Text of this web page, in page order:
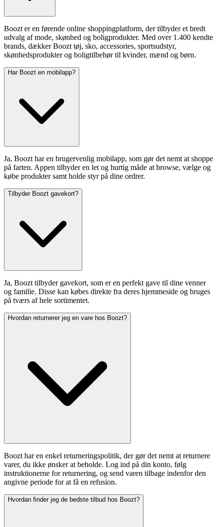
Boozt er en førende online shoppingplatform, der tilbyder et bredt
udvalg af mode, skønhed og boligprodukter. Med over 1.400 kendte
brands, dækker Boozt tøj, sko, accessories, sportsudstyr,
skønhedsprodukter og boligtilbehør til kvinder, mænd og børn.
Har Boozt en mobilapp?
Ja, Boozt har en brugervenlig mobilapp, som gør det nemt at shoppe
på farten. Appen tilbyder en let og hurtig måde at browse, vælge og
købe produkter samt holde styr på dine ordrer.
Tilbyder Boozt gavekort?
Ja, Boozt tilbyder gavekort, som er en perfekt gave til dine venner
og familie. Disse kan købes direkte fra deres hjemmeside og bruges
på tværs af hele sortimentet.
Hvordan returnerer jeg en vare hos Boozt?
Boozt har en enkel returneringspolitik, der gør det nemt at returnere
varer, du ikke ønsker at beholde. Log ind på din konto, følg
instruktionerne for returnering, og send varen tilbage indenfor den
angivne periode for at få en refusion.
Hvordan finder jeg de bedste tilbud hos Boozt?